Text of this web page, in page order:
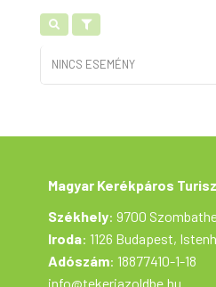
NINCS ESEMÉNY
Magyar Kerékpáros
Székhely: 9700
Iroda: 1126 Budapest,
Adószám: 18877410-1-18
info@tekerjazoldbe.hu